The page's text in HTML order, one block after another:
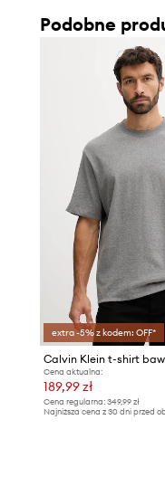
Podobne
extra -5% z kodem: OFF*
Calvin Klein t-shirt
Cena aktualna:
189,99 zł
Cena regularna: 349,99 zł
Najniższa cena z 30 dni przed